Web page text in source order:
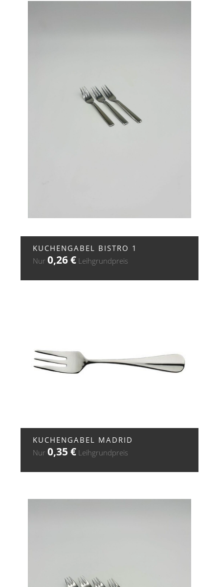
KUCHENGABEL BISTRO 1
Nur0,26€ Leihgrundpreis
KUCHENGABEL MADRID
Nur0,35€ Leihgrundpreis